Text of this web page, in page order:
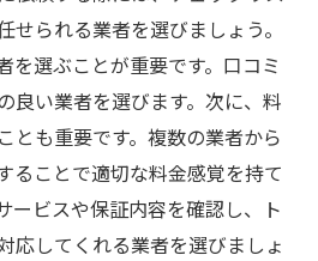
せられる業者を選びましょう。
を選ぶことが重要です。口コミ
良い業者を選びます。次に、料
とも重要です。複数の業者から
ることで適切な料金感覚を持て
ービスや保証内容を確認し、ト
応してくれる業者を選びましょ